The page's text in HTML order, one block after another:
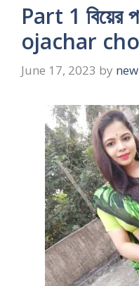
Part 1 বিয়ের
ojachar
June 17, 2023 by